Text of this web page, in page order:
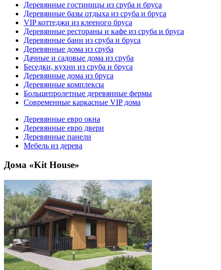
Деревянные гостиницы из сруба и бруса
Деревянные базы отдыха из сруба и бруса
VIP коттеджи из клееного бруса
Деревянные рестораны и кафе из сруба и бруса
Деревянные бани из сруба и бруса
Деревянные дома из сруба
Дачные и садовые дома из сруба
Беседки, кухни из сруба и бруса
Деревянные дома из бруса
Деревянные комплексы
Большепролетные деревянные фермы
Современные каркасные VIP дома
Деревянные евро окна
Деревянные евро двери
Деревянные панели
Мебель из дерева
Дома «Kit House»